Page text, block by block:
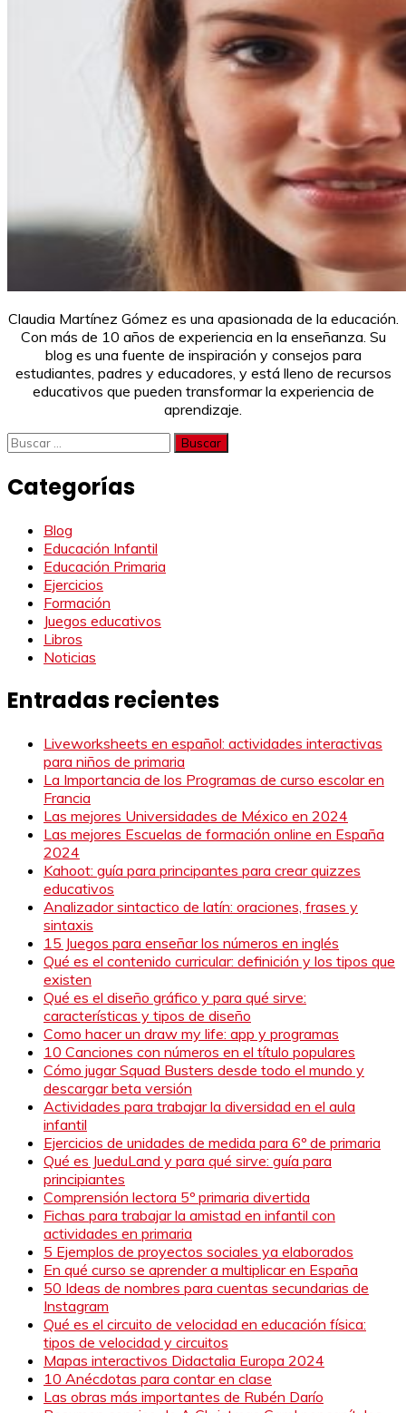
Claudia Martínez Gómez es una apasionada de la educación.
Con más de 10 años de experiencia en la enseñanza. Su
blog es una fuente de inspiración y consejos para
estudiantes, padres y educadores, y está lleno de recursos
educativos que pueden transformar la experiencia de
aprendizaje.
Buscar:
Categorías
Blog
Educación Infantil
Educación Primaria
Ejercicios
Formación
Juegos educativos
Libros
Noticias
Entradas recientes
Liveworksheets en español: actividades interactivas
para niños de primaria
La Importancia de los Programas de curso escolar en
Francia
Las mejores Universidades de México en 2024
Las mejores Escuelas de formación online en España
2024
Kahoot: guía para principantes para crear quizzes
educativos
Analizador sintactico de latín: oraciones, frases y
sintaxis
15 Juegos para enseñar los números en inglés
Qué es el contenido curricular: definición y los tipos que
existen
Qué es el diseño gráfico y para qué sirve:
características y tipos de diseño
Como hacer un draw my life: app y programas
10 Canciones con números en el título populares
Cómo jugar Squad Busters desde todo el mundo y
descargar beta versión
Actividades para trabajar la diversidad en el aula
infantil
Ejercicios de unidades de medida para 6º de primaria
Qué es JueduLand y para qué sirve: guía para
principiantes
Comprensión lectora 5º primaria divertida
Fichas para trabajar la amistad en infantil con
actividades en primaria
5 Ejemplos de proyectos sociales ya elaborados
En qué curso se aprender a multiplicar en España
50 Ideas de nombres para cuentas secundarias de
Instagram
Qué es el circuito de velocidad en educación física:
tipos de velocidad y circuitos
Mapas interactivos Didactalia Europa 2024
10 Anécdotas para contar en clase
Las obras más importantes de Rubén Darío